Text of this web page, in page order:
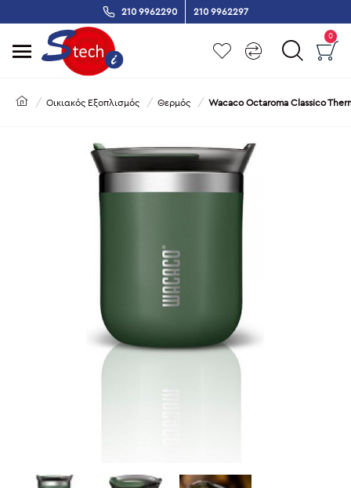
210 9962290 210 9962297
0
Οικιακός Εξοπλισμός Θερμός Wacaco Octaroma Classico